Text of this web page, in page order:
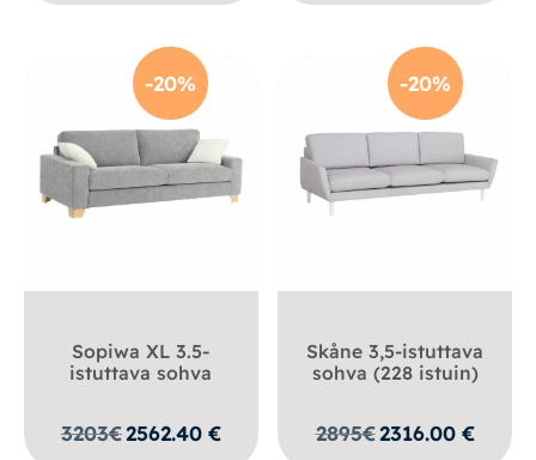
-20%
Sopiwa XL 3.5-
istuttava sohva
3203€2562.40 €
-20%
Skåne 3,5-istuttava
sohva (228 istuin)
2895€2316.00 €